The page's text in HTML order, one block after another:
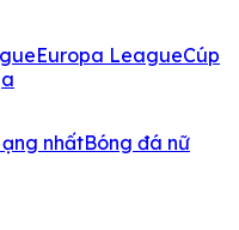
Europa LeagueCúp
nhấtBóng đá nữ